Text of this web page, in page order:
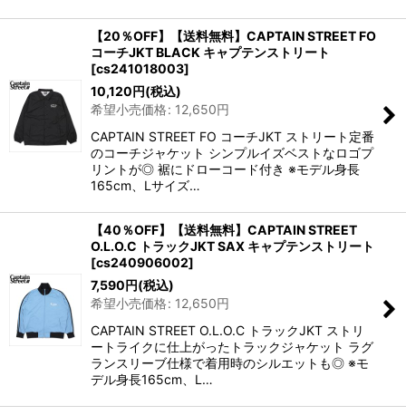
【20％OFF】【送料無料】CAPTAIN STREET FO
コーチJKT BLACK キャプテンストリート
[cs241018003]
10,120円(税込)
希望小売価格: 12,650円
CAPTAIN STREET FO コーチJKT ストリート定番
のコーチジャケット シンプルイズベストなロゴプ
リントが◎ 裾にドローコード付き ※モデル身長
165cm、Lサイズ…
【40％OFF】【送料無料】CAPTAIN STREET
O.L.O.C トラックJKT SAX キャプテンストリート
[cs240906002]
7,590円(税込)
希望小売価格: 12,650円
CAPTAIN STREET O.L.O.C トラックJKT ストリ
ートライクに仕上がったトラックジャケット ラグ
ランスリーブ仕様で着用時のシルエットも◎ ※モ
デル身長165cm、L…